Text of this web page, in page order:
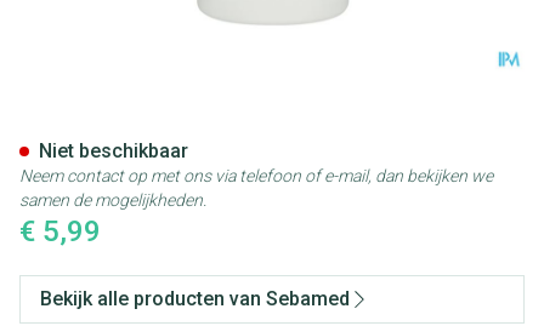
€ 5,99
Niet beschikbaar
Neem contact op met ons via telefoon of e-mail, dan bekijken we
samen de mogelijkheden.
Bekijk alle producten van Sebamed